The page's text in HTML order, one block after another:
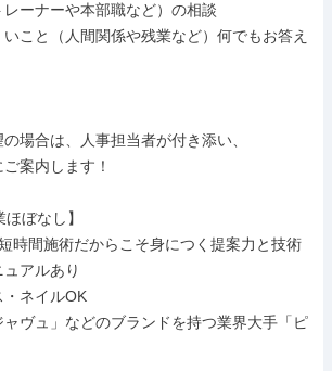
レーナーや本部職など）の相談
いこと（人間関係や残業など）何でもお答え
場合は、人事担当者が付き添い、
案内します！
ぼなし】
時間施術だからこそ身につく提案力と技術
アルあり
ネイルOK
ヴュ」などのブランドを持つ業界大手「ピ